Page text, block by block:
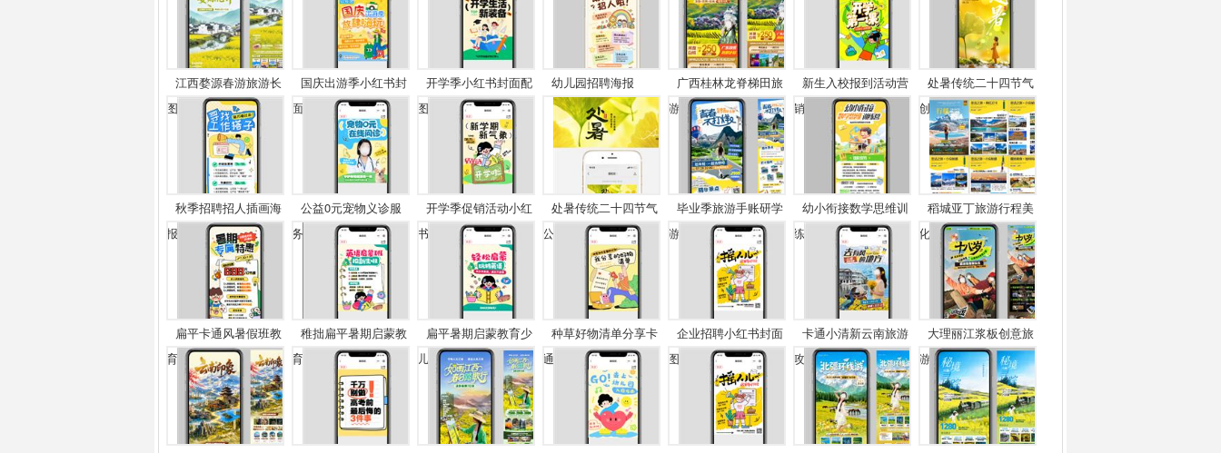
江西婺源春游旅游长
图...
国庆出游季小红书封
面...
开学季小红书封面配
图
幼儿园招聘海报
广西桂林龙脊梯田旅
游...
新生入校报到活动营
销...
处暑传统二十四节气
创...
秋季招聘招人插画海
报
公益0元宠物义诊服
务...
开学季促销活动小红
书...
处暑传统二十四节气
公...
毕业季旅游手账研学
游...
幼小衔接数学思维训
练...
稻城亚丁旅游行程美
化...
扁平卡通风暑假班教
育...
稚拙扁平暑期启蒙教
育...
扁平暑期启蒙教育少
儿...
种草好物清单分享卡
通...
企业招聘小红书封面
图...
卡通小清新云南旅游
攻...
大理丽江浆板创意旅
游...